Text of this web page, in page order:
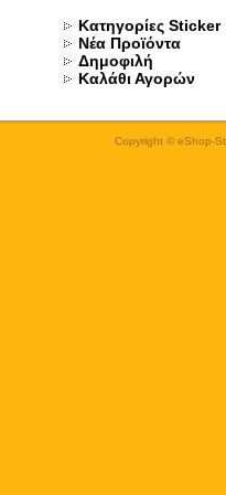
Κατηγορίες Sticker
Νέα Προϊόντα
Δημοφιλή
Καλάθι Αγορών
Copyright © eShop-